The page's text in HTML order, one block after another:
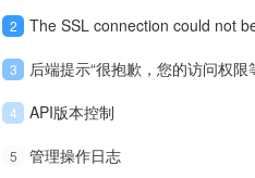
2 The SSL connection could not be established, see
3 后端提示“很抱歉，您的访问权限等级不足，联系管理员”
4 API版本控制
5 管理操作日志